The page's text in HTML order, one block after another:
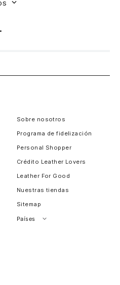
Sobre nosotros
Programa de fidelización
Personal Shopper
Crédito Leather Lovers
Leather For Good
Nuestras tiendas
Sitemap
Países